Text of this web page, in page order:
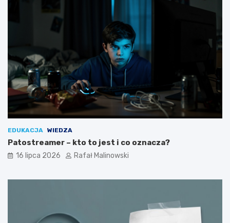
EDUKACJA WIEDZA
Patostreamer – kto to jest i co oznacza?
16 lipca 2026 Rafał Malinowski